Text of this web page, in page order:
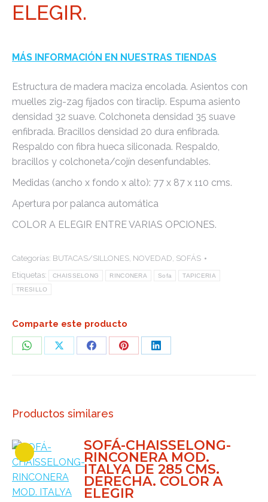
ELEGIR.
MÁS INFORMACIÓN EN NUESTRAS TIENDAS
Estructura de madera maciza encolada. Asientos con
muelles zig-zag fijados con tiraclip. Espuma asiento
densidad 32 suave. Colchoneta densidad 35 suave
enfibrada. Bracillos densidad 20 dura enfibrada.
Respaldo con fibra hueca siliconada. Respaldo,
bracillos y colchoneta/cojín desenfundables.
Medidas (ancho x fondo x alto): 77 x 87 x 110 cms.
Apertura por palanca automática
COLOR A ELEGIR ENTRE VARIAS OPCIONES.
Categorías: BUTACAS/SILLONES, NOVEDAD, SOFÁS
Etiquetas:
CHAISSELONG RINCONERA Sofa TAPICERIA
TRESILLO
Comparte este producto
Share
Share
Share
Share
Share
Productos similares
SOFÁ-CHAISSELONG-
RINCONERA MOD.
ITALYA DE 285 CMS.
DERECHA. COLOR A
ELEGIR